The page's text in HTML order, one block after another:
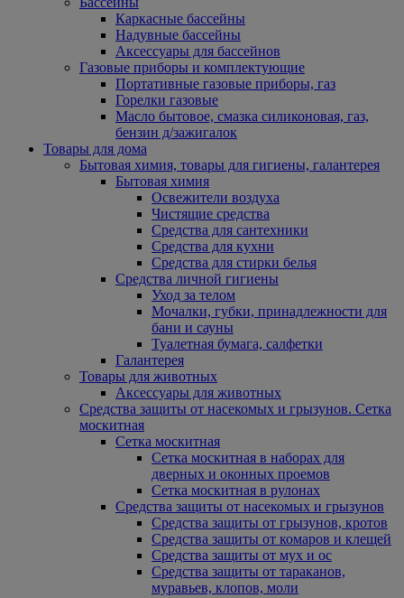
Каркасные бассейны
Надувные бассейны
Аксессуары для бассейнов
Газовые приборы и комплектующие
Портативные газовые приборы, газ
Горелки газовые
Масло бытовое, смазка силиконовая, газ,
бензин д/зажигалок
Товары для дома
Бытовая химия, товары для гигиены, галантерея
Бытовая химия
Освежители воздуха
Чистящие средства
Средства для сантехники
Средства для кухни
Средства для стирки белья
Средства личной гигиены
Уход за телом
Мочалки, губки, принадлежности для
бани и сауны
Туалетная бумага, салфетки
Галантерея
Товары для животных
Аксессуары для животных
Средства защиты от насекомых и грызунов. Сетка
москитная
Сетка москитная
Сетка москитная в наборах для
дверных и оконных проемов
Сетка москитная в рулонах
Средства защиты от насекомых и грызунов
Средства защиты от грызунов, кротов
Средства защиты от комаров и клещей
Средства защиты от мух и ос
Средства защиты от тараканов,
муравьев, клопов, моли